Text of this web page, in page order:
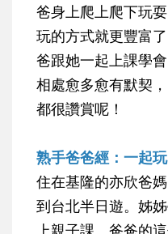
爸身上爬上爬下玩
玩的方式就更豐富
爸跟她一起上課學
相處愈多愈有默契
都很讚賞呢！
熟手爸爸經：一起
住在基隆的亦欣爸
到台北半日遊。姊
上親子課。爸爸的